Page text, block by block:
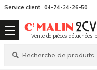
Service client 04-74-24-26-50
Vente de pièces détachées
Recherche
Recherche